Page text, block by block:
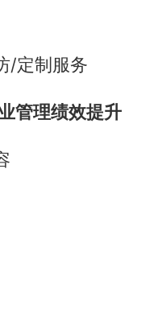
/定制服务
管理绩效提升